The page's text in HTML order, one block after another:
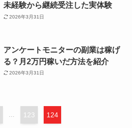
未経験から継続受注した実体験
2026年3月31日
アンケートモニターの副業は稼げ
る？月2万円稼いだ方法を紹介
2026年3月31日
... 123 124